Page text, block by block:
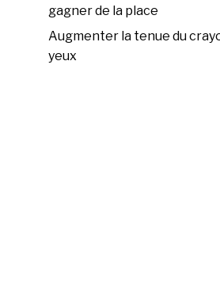
gagner de la place
Augmenter la tenue du
yeux